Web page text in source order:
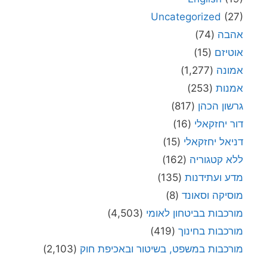
Uncategorized (27)
אהבה (74)
אוטיזם (15)
אמונה (1,277)
אמנות (253)
גרשון הכהן (817)
דור יחזקאלי (16)
דניאל יחזקאלי (15)
ללא קטגוריה (162)
מדע ועתידנות (135)
מוסיקה וסאונד (8)
מורכבות בביטחון לאומי (4,503)
מורכבות בחינוך (419)
מורכבות במשפט, בשיטור ובאכיפת חוק (2,103)